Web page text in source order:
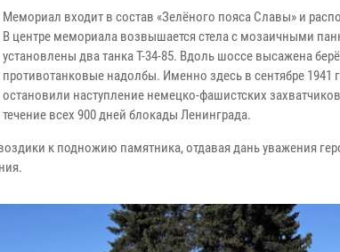
Мемориал входит в состав «Зелёного пояса Славы» и
В центре мемориала возвышается стела с мозаичными
установлены два танка Т-34-85. Вдоль шоссе высажена
противотанковые надолбы. Именно здесь в сентябре 1941
остановили наступление немецко-фашистских
течение всех 900 дней блокады Ленинграда.
к подножию памятника, отдавая дань уважения